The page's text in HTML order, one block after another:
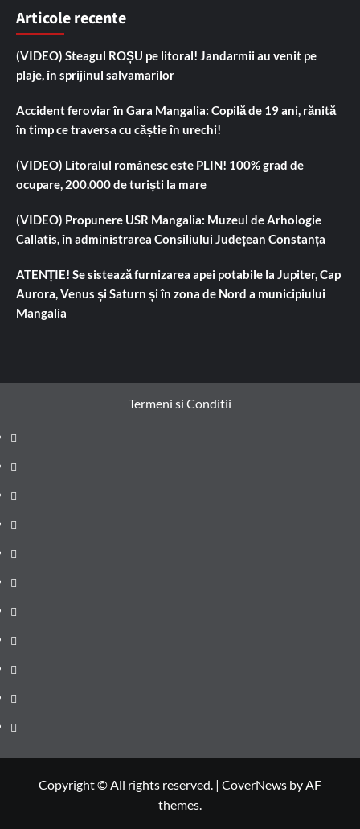
Articole recente
(VIDEO) Steagul ROȘU pe litoral! Jandarmii au venit pe
plaje, în sprijinul salvamarilor
Accident feroviar în Gara Mangalia: Copilă de 19 ani, rănită
în timp ce traversa cu căștie în urechi!
(VIDEO) Litoralul românesc este PLIN! 100% grad de
ocupare, 200.000 de turiști la mare
(VIDEO) Propunere USR Mangalia: Muzeul de Arhologie
Callatis, în administrarea Consiliului Județean Constanța
ATENȚIE! Se sistează furnizarea apei potabile la Jupiter, Cap
Aurora, Venus și Saturn și în zona de Nord a municipiului
Mangalia
Termeni si Conditii
Prima
pagină
Știri
de
ultima
Administrație
locală
Actualitate
Justiție
Cultura
Sănătate
Litoral
Joburi
Politică
Comunicate
Copyright © All rights reserved. | CoverNews by AF
themes.